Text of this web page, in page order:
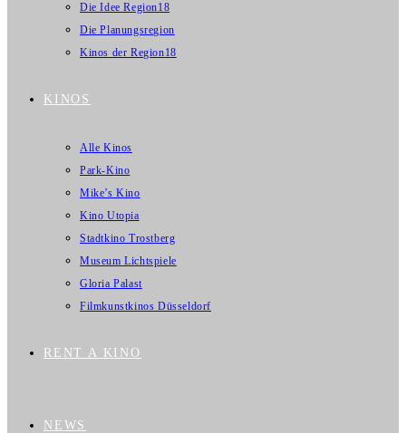
Die Idee Region18
Die Planungsregion
Kinos der Region18
KINOS
Alle Kinos
Park-Kino
Mike’s Kino
Kino Utopia
Stadtkino Trostberg
Museum Lichtspiele
Gloria Palast
Filmkunstkinos Düsseldorf
RENT A KINO
NEWS